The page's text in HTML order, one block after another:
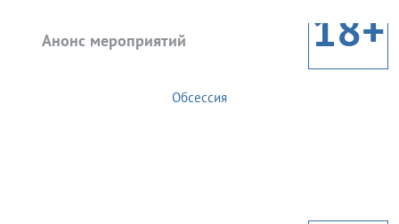
Анонс мероприятий 18+
Обсессия